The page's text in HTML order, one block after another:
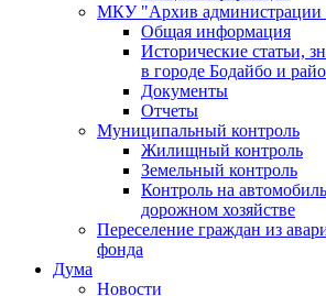
МКУ "Архив администрации
Общая информация
Исторические статьи,
в городе Бодайбо и
Документы
Отчеты
Муниципальный контроль
Жилищный контроль
Земельный контроль
Контроль на
дорожном хозяйстве
Переселение граждан из
фонда
Дума
Новости